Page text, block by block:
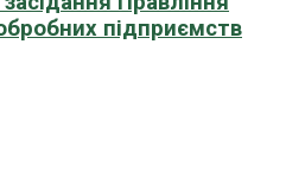
підприємств